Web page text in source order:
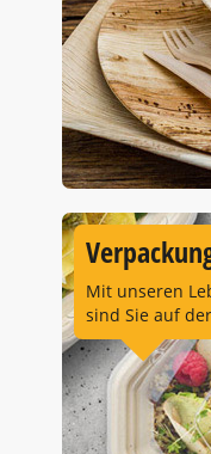
Mit unseren
sind Sie auf